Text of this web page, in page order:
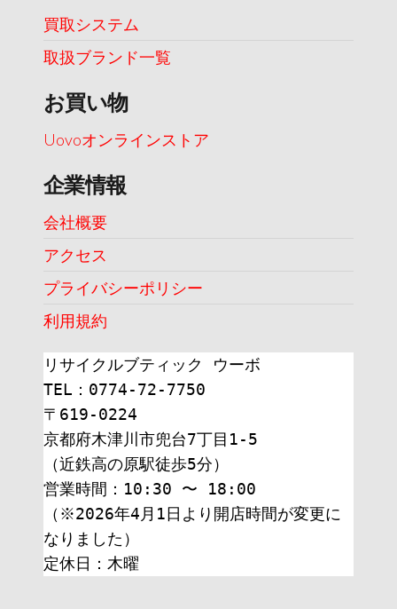
買取システム
取扱ブランド一覧
お買い物
Uovoオンラインストア
企業情報
会社概要
アクセス
プライバシーポリシー
利用規約
リサイクルブティック ウーボ
TEL：0774-72-7750
〒619-0224
京都府木津川市兜台7丁目1-5
（近鉄高の原駅徒歩5分）
営業時間：10:30 〜 18:00
（※2026年4月1日より開店時間が変更に
なりました）
定休日：木曜